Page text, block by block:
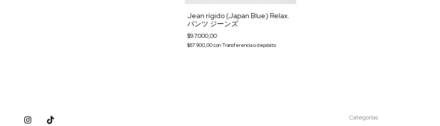
Jean rígido (Japan Blue) Relax.
パンツ ジーンズ
$97.000,00
$67.900,00conTransferencia o depósito
Categorías